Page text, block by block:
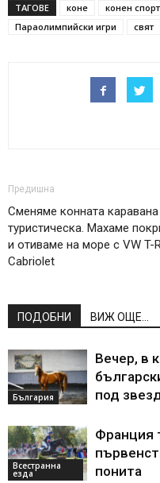
ТАГОВЕ коне конен спорт
Параолимпийски игри
свят
Предишна
Сменяме конната
туристическа. Махаме
и отиваме на море с VW T-
Cabriolet
ПОДОБНИ ВИЖ ОЩЕ...
България
Вечер, в
под
Всестранна
езда
Франция
понита